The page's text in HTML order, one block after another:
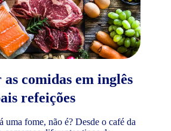
comidas em inglês
refeições
uma fome, não é? Desde o café da